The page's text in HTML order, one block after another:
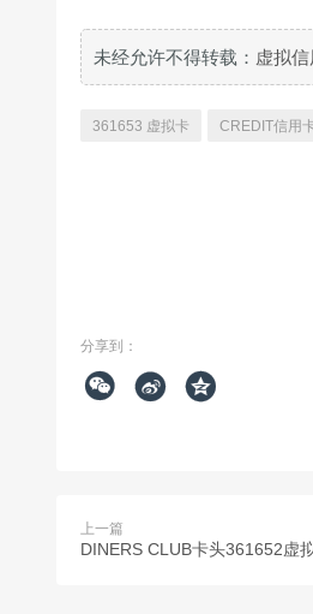
未经允许不得转载： 虚拟
361653 虚拟卡 CREDIT信用
分享到：
  
上一篇
DINERS CLUB卡头361652虚